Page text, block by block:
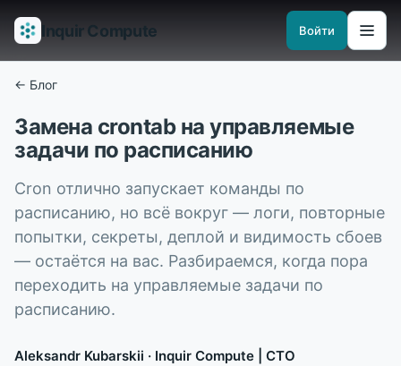
Inquir Compute Войти
ВозможностиAPI-шлюзПайплайны Serverless-рантаймы
← Блог
Замена crontab на управляемые
задачи по расписанию
Cron отлично запускает команды по
расписанию, но всё вокруг — логи, повторные
попытки, секреты, деплой и видимость сбоев
— остаётся на вас. Разбираемся, когда пора
переходить на управляемые задачи по
расписанию.
Aleksandr Kubarskii · Inquir Compute | CTO